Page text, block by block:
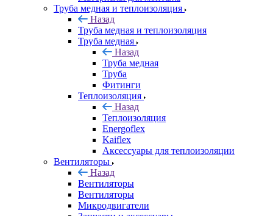
Труба медная и теплоизоляция
Назад
Труба медная и теплоизоляция
Труба медная
Назад
Труба медная
Труба
Фитинги
Теплоизоляция
Назад
Теплоизоляция
Energoflex
Kaiflex
Аксессуары для теплоизоляции
Вентиляторы
Назад
Вентиляторы
Вентиляторы
Микродвигатели